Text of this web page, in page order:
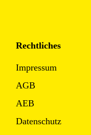
Rechtliches
Impressum
AGB
AEB
Datenschutz